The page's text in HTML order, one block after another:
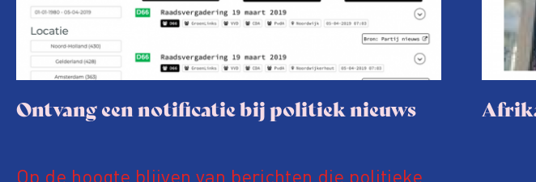
Ontvang een notificatie bij politiek nieuws
Op de hoogte blijven van berichten die politieke